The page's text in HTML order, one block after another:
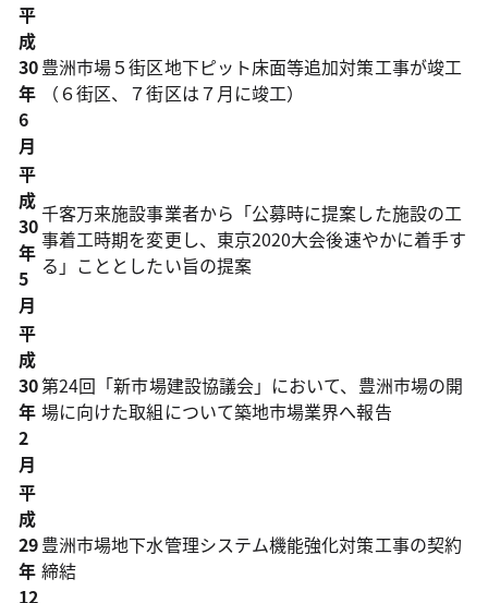
平
成
30
年
6
月
豊洲市場５街区地下ピット床面等追加対策工事が竣工
（６街区、７街区は７月に竣工）
平
成
30
年
5
月
千客万来施設事業者から「公募時に提案した施設の工
事着工時期を変更し、東京2020大会後速やかに着手す
る」こととしたい旨の提案
平
成
30
年
2
月
第24回「新市場建設協議会」において、豊洲市場の開
場に向けた取組について築地市場業界へ報告
平
成
29
年
12
豊洲市場地下水管理システム機能強化対策工事の契約
締結